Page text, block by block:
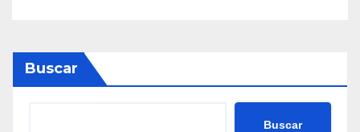
Buscar
Buscar